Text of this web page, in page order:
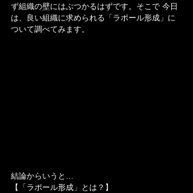
ず組織の壁にはぶつかるはずです。そこで 今日
は、良い組織に求められる「ラポール形成」に
ついて調べてみます。
結論からいうと…
【「ラポール形成」とは？】